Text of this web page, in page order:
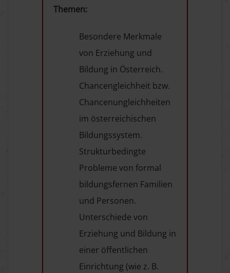
Themen:
Besondere Merkmale
von Erziehung und
Bildung in Österreich.
Chancengleichheit bzw.
Chancenungleichheiten
im österreichischen
Bildungssystem.
Strukturbedingte
Probleme von formal
bildungsfernen Familien
und Personen.
Unterschiede von
Erziehung und Bildung in
einer öffentlichen
Einrichtung (wie z. B.